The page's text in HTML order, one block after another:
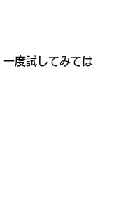
度試してみては